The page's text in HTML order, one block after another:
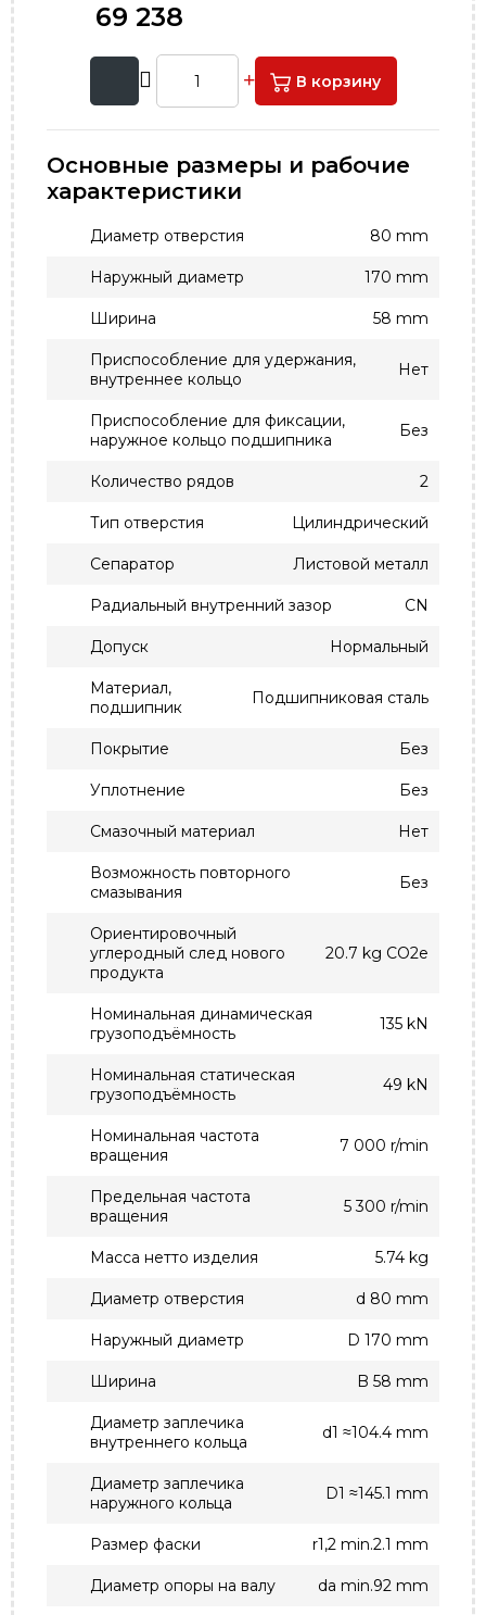
69 238
В корзину
Основные размеры и рабочие
характеристики
Диаметр отверстия 80 mm
Наружный диаметр 170 mm
Ширина 58 mm
Приспособление для удержания,
внутреннее кольцо
Нет
Приспособление для фиксации,
наружное кольцо подшипника
Без
Количество рядов 2
Тип отверстия Цилиндрический
Сепаратор Листовой металл
Радиальный внутренний зазор CN
Допуск Нормальный
Материал,
подшипник
Подшипниковая сталь
Покрытие Без
Уплотнение Без
Смазочный материал Нет
Возможность повторного
смазывания
Без
Ориентировочный
углеродный след нового
продукта
20.7 kg CO2e
Номинальная динамическая
грузоподъёмность
135 kN
Номинальная статическая
грузоподъёмность
49 kN
Номинальная частота
вращения
7 000 r/min
Предельная частота
вращения
5 300 r/min
Масса нетто изделия 5.74 kg
Диаметр отверстия d 80 mm
Наружный диаметр D 170 mm
Ширина B 58 mm
Диаметр заплечика
внутреннего кольца
d1 ≈104.4 mm
Диаметр заплечика
наружного кольца
D1 ≈145.1 mm
Размер фаски r1,2 min.2.1 mm
Диаметр опоры на валу da min.92 mm